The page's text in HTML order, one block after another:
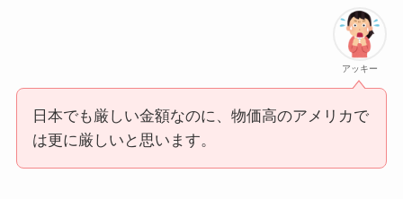
アッキー
日本でも厳しい金額なのに、物価高のアメリカで
は更に厳しいと思います。